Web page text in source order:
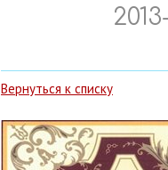
Вернуться к списку